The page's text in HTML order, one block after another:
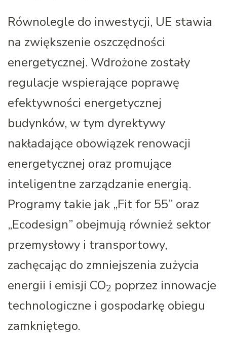
Równolegle do inwestycji, UE stawia
na zwiększenie oszczędności
energetycznej. Wdrożone zostały
regulacje wspierające poprawę
efektywności energetycznej
budynków, w tym dyrektywy
nakładające obowiązek renowacji
energetycznej oraz promujące
inteligentne zarządzanie energią.
Programy takie jak „Fit for 55” oraz
„Ecodesign” obejmują również sektor
przemysłowy i transportowy,
zachęcając do zmniejszenia zużycia
energii i emisji CO2 poprzez innowacje
technologiczne i gospodarkę obiegu
zamkniętego.